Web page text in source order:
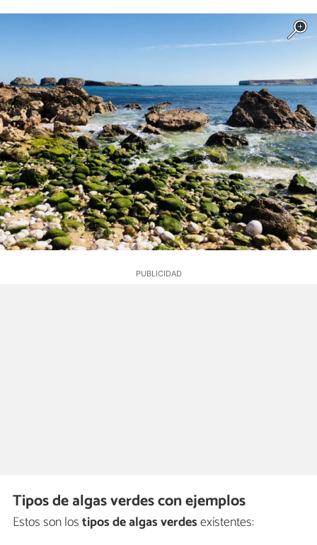
Tipos de algas verdes con ejemplos
Estos son lostipos de algas verdesexistentes: